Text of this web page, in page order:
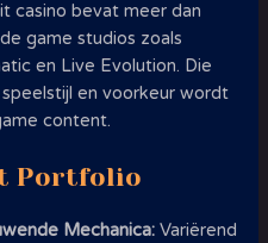
casino bevat meer dan
game studios zoals
en Live Evolution. Die
en voorkeur wordt
content.
Portfolio
Mechanica: Variërend